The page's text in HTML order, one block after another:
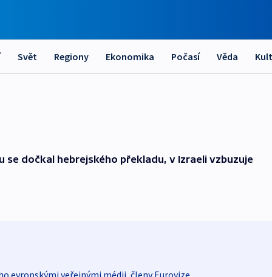
Svět Regiony Ekonomika Počasí Věda
se dočkal hebrejského překladu, v Izraeli vzbuzuje
evropskými veřejnými médii, členy Eurovize.